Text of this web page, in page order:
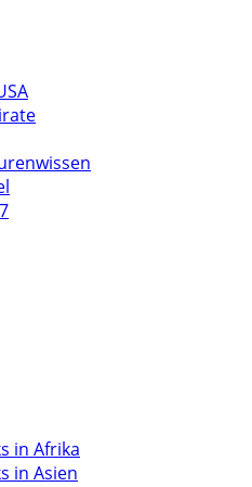
in Afrika
in Asien